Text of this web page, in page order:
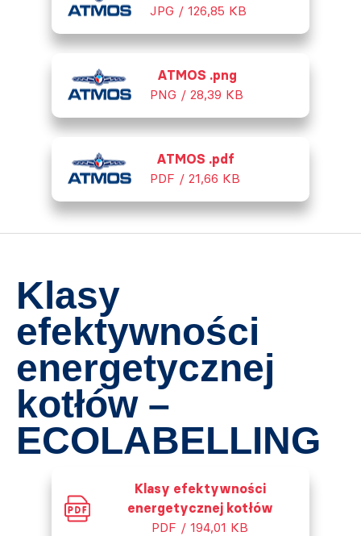
JPG / 126,85 KB
ATMOS .png
PNG / 28,39 KB
ATMOS .pdf
PDF / 21,66 KB
Klasy
efektywności
energetycznej
kotłów –
ECOLABELLING
Klasy efektywności
energetycznej kotłów
PDF / 194,01 KB